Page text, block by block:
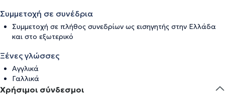
Συμμετοχή σε συνέδρια
Συμμετοχή σε πλήθος συνεδρίων ως εισηγητής στην Ελλάδα
και στο εξωτερικό
Ξένες γλώσσες
Αγγλικά
Γαλλικά
Χρήσιμοι σύνδεσμοι